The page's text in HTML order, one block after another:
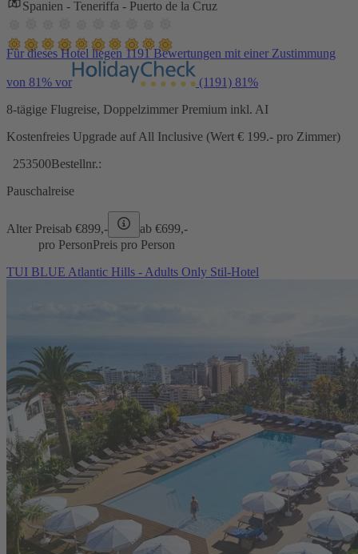
Spanien - Teneriffa - Puerto de la Cruz
Für dieses Hotel liegen 1191 Bewertungen mit einer Zustimmung
von 81% vor (1191) 81%
8-tägige Flugreise, Doppelzimmer Premium inkl. AI
Kostenfreies Upgrade auf All Inclusive (Wert € 199.- pro Zimmer)
253500Bestellnr.:
Pauschalreise
Alter Preisab €899,- ab €699,-
pro PersonPreis pro Person
TUI BLUE Atlantic Hills - Adults Only Stil-Hotel